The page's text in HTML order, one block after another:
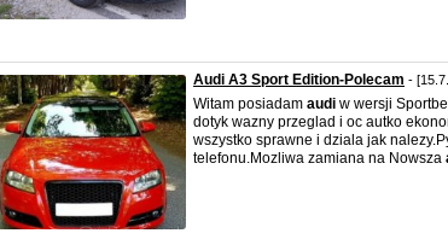
Audi A3 Sport Edition-Polecam -
Witam posiadam audi w wersji
dotyk wazny przeglad i oc autko
wszystko sprawne i dziala jak
telefonu.Mozliwa zamiana na Nowsza